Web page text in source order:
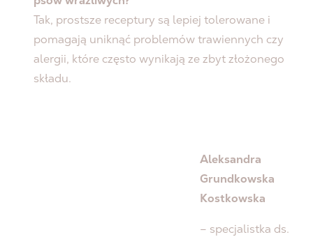
Tak, prostsze receptury są lepiej tolerowane i
pomagają uniknąć problemów trawiennych czy
alergii, które często wynikają ze zbyt złożonego
składu.
Aleksandra
Grundkowska
Kostkowska
– specjalistka ds.